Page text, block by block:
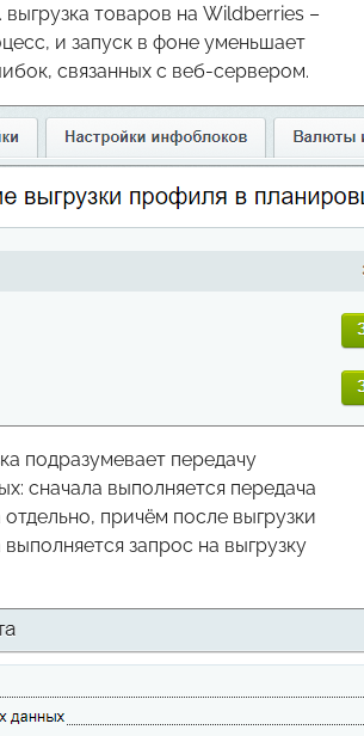
выгрузка товаров на Wildberries –
и запуск в фоне уменьшает
связанных с веб-сервером.
подразумевает передачу
сначала выполняется передача
причём после выгрузки
запрос на выгрузку